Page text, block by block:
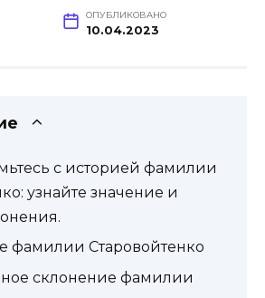
ОПУБЛИКОВАНО
10.04.2023
с историей фамилии
узнайте значение и
фамилии Старовойтенко
склонение фамилии